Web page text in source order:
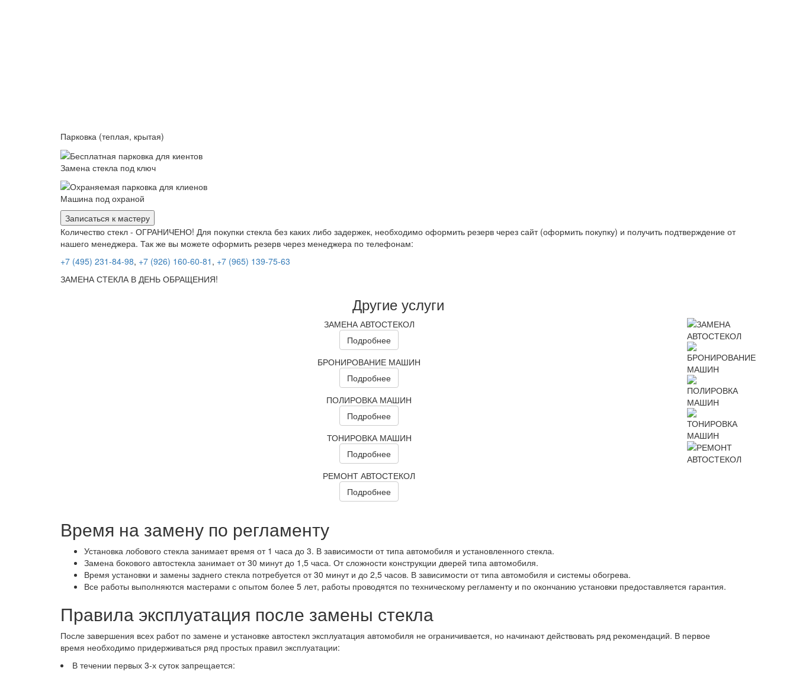
Парковка (теплая, крытая)
Замена стекла под ключ
Машина под охраной
Записаться к мастеру
Количество стекл - ОГРАНИЧЕНО! Для покупки стекла без каких либо задержек, необходимо оформить резерв через сайт (оформить покупку) и получить подтверждение от
нашего менеджера. Так же вы можете оформить резерв через менеджера по телефонам:
+7 (495) 231-84-98, +7 (926) 160-60-81 , +7 (965) 139-75-63
ЗАМЕНА СТЕКЛА В ДЕНЬ ОБРАЩЕНИЯ!
Другие услуги
ЗАМЕНА АВТОСТЕКОЛ
Подробнее
БРОНИРОВАНИЕ МАШИН
Подробнее
ПОЛИРОВКА МАШИН
Подробнее
ТОНИРОВКА МАШИН
Подробнее
РЕМОНТ АВТОСТЕКОЛ
Подробнее
Время на замену по регламенту
Установка лобового стекла занимает время от 1 часа до 3. В зависимости от типа автомобиля и установленного стекла.
Замена бокового автостекла занимает от 30 минут до 1,5 часа. От сложности конструкции дверей типа автомобиля.
Время установки и замены заднего стекла потребуется от 30 минут и до 2,5 часов. В зависимости от типа автомобиля и системы обогрева.
Все работы выполняются мастерами с опытом более 5 лет, работы проводятся по техническому регламенту и по окончанию установки предоставляется гарантия.
Правила эксплуатация после замены стекла
После завершения всех работ по замене и установке автостекл эксплуатация автомобиля не ограничивается, но начинают действовать ряд рекомендаций. В первое
время необходимо придерживаться ряд простых правил эксплуатации:
В течении первых 3-х суток запрещается: